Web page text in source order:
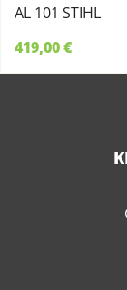
AL 101 STIHL
419,00 €